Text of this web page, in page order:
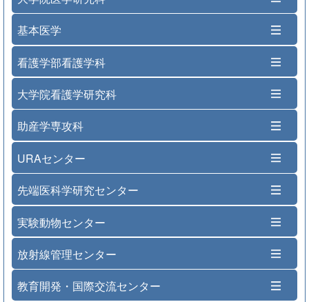
基本医学
看護学部看護学科
大学院看護学研究科
助産学専攻科
URAセンター
先端医科学研究センター
実験動物センター
放射線管理センター
教育開発・国際交流センター